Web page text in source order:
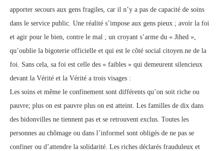
apporter secours aux gens fragiles, car il n’y a pas de capacité de soins
dans le service public. Une réalité s’impose aux gens pieux ; avoir la foi
et agir pour le bien, contre le mal ; un croyant s’arme du « Jihed »,
qu’oublie la bigoterie officielle et qui est le côté social citoyen.ne de la
foi. Sans cela, sa foi est celle des « faibles » qui demeurent silencieux
devant la Vérité et la Vérité a trois visages :
Les soins et même le confinement sont différents qu’on soit riche ou
pauvre; plus on est pauvre plus on est atteint. Les familles de dix dans
des bidonvilles ne tiennent pas et se retrouvent exclus. Toutes les
personnes au chômage ou dans l’informel sont obligés de ne pas se
confiner ou d’attendre la solidarité. Les riches déclarés frauduleux et